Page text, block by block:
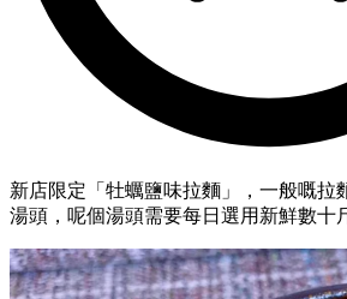
新店限定「牡蠣鹽味拉麵」，一般嘅拉
湯頭，呢個湯頭需要每日選用新鮮數十